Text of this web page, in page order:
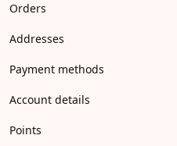
Orders
Addresses
Payment methods
Account details
Points